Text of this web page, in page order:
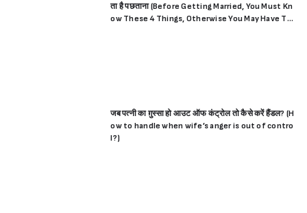
ता है पछताना (Before Getting Married, You Must Kn
ow These 4 Things, Otherwise You May Have To
जब पत्नी का ग़ुस्सा हो आउट ऑफ कंट्रोल तो कैसे करें हैंडल? (H
ow to handle when wife’s anger is out of contro
l?)